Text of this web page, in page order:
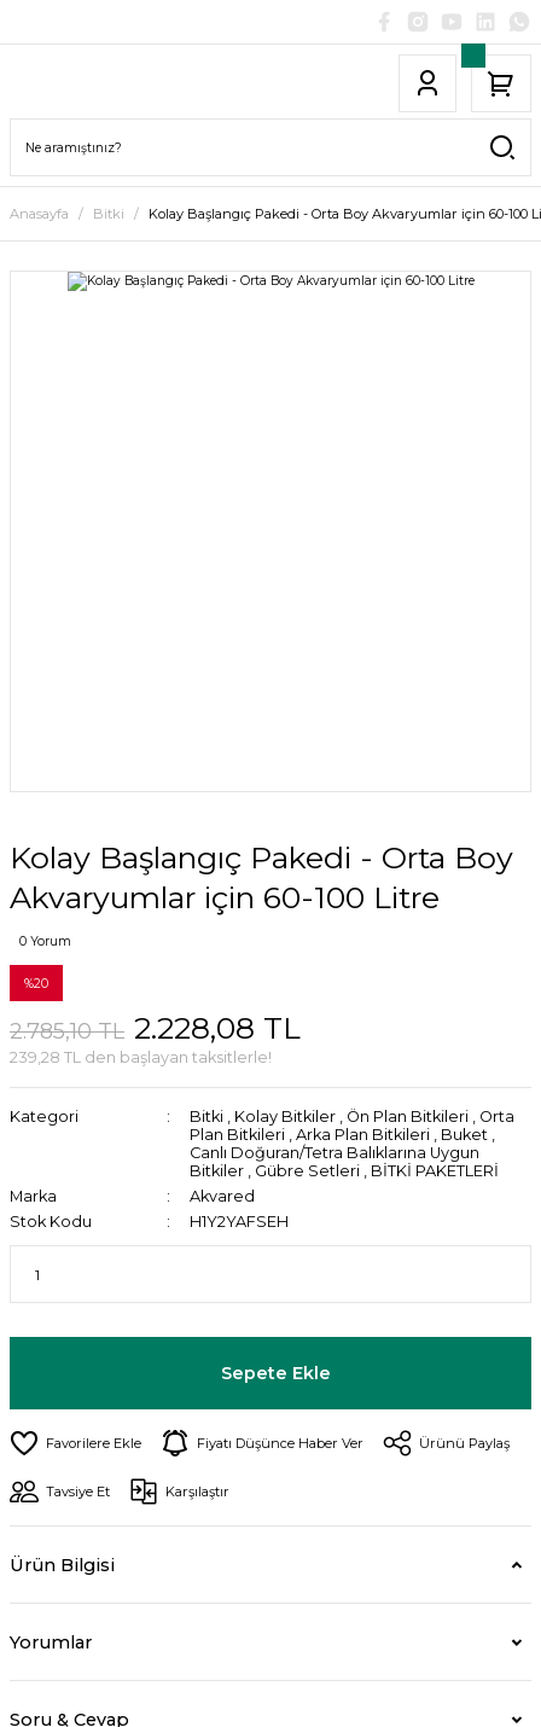
Anasayfa Bitki Kolay Başlangıç Pakedi - Orta Boy Akvaryumlar için 60-100
Kolay Başlangıç Pakedi - Orta Boy
Akvaryumlar için 60-100 Litre
0 Yorum
%20
2.785,10 TL 2.228,08 TL
239,28 TL den başlayan taksitlerle!
Kategori Bitki , Kolay Bitkiler , Ön Plan Bitkileri , Orta
Plan Bitkileri , Arka Plan Bitkileri , Buket ,
Canlı Doğuran/Tetra Balıklarına Uygun
Bitkiler , Gübre Setleri , BİTKİ PAKETLERİ
Marka
Akvared
Stok Kodu
H1Y2YAFSEH
Sepete Ekle
Fiyatı Düşünce Haber Ver Ürünü Paylaş
Tavsiye Et Karşılaştır
Ürün Bilgisi
Yorumlar
Soru & Cevap